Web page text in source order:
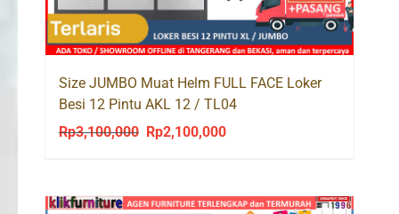
Size JUMBO Muat Helm FULL FACE Loker
Besi 12 Pintu AKL 12 / TL04
Rp3,100,000 Original
Rp3,100,000.
Rp2,100,000Current
Rp2,100,000.